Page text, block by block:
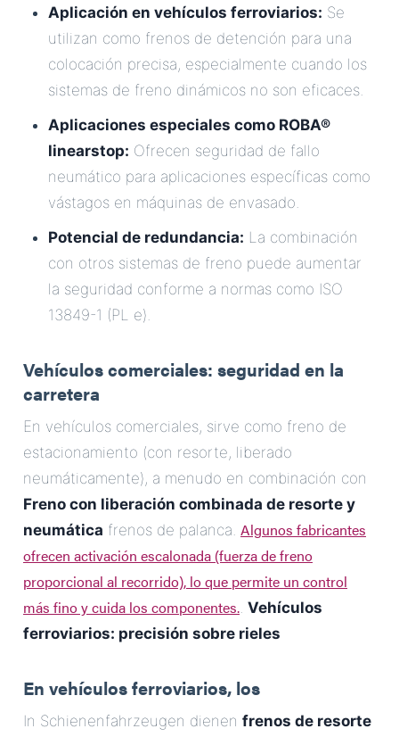
Aplicación en vehículos ferroviarios: Se
utilizan como frenos de detención para una
colocación precisa, especialmente cuando los
sistemas de freno dinámicos no son eficaces.
Aplicaciones especiales como ROBA®
linearstop: Ofrecen seguridad de fallo
neumático para aplicaciones específicas como
vástagos en máquinas de envasado.
Potencial de redundancia: La combinación
con otros sistemas de freno puede aumentar
la seguridad conforme a normas como ISO
13849-1 (PL e).
Vehículos comerciales: seguridad en la
carretera
En vehículos comerciales, sirve como freno de
estacionamiento (con resorte, liberado
neumáticamente), a menudo en combinación con
Freno con liberación combinada de resorte y
neumática frenos de palanca. Algunos fabricantes
ofrecen activación escalonada (fuerza de freno
proporcional al recorrido), lo que permite un control
más fino y cuida los componentes.. Vehículos
ferroviarios: precisión sobre rieles
En vehículos ferroviarios, los
In Schienenfahrzeugen dienen frenos de resorte